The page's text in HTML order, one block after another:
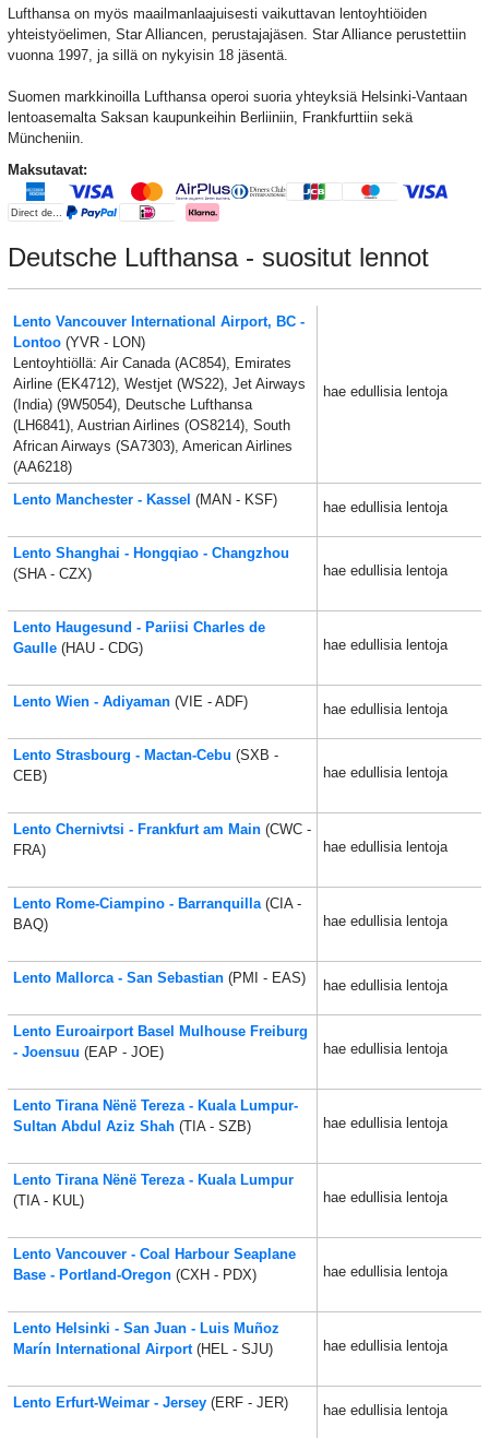
Lufthansa on myös maailmanlaajuisesti vaikuttavan lentoyhtiöiden
yhteistyöelimen, Star Alliancen, perustajajäsen. Star Alliance perustettiin
vuonna 1997, ja sillä on nykyisin 18 jäsentä.
Suomen markkinoilla Lufthansa operoi suoria yhteyksiä Helsinki-Vantaan
lentoasemalta Saksan kaupunkeihin Berliiniin, Frankfurttiin sekä
Müncheniin.
Maksutavat:
Deutsche Lufthansa - suositut lennot
Lento Vancouver International Airport, BC -
Lontoo (YVR - LON)
Lentoyhtiöllä: Air Canada (AC854), Emirates
Airline (EK4712), Westjet (WS22), Jet Airways
(India) (9W5054), Deutsche Lufthansa
(LH6841), Austrian Airlines (OS8214), South
African Airways (SA7303), American Airlines
(AA6218)
hae edullisia lentoja
Lento Manchester - Kassel (MAN - KSF) hae edullisia lentoja
Lento Shanghai - Hongqiao - Changzhou
(SHA - CZX)
hae edullisia lentoja
Lento Haugesund - Pariisi Charles de
Gaulle (HAU - CDG) hae edullisia lentoja
Lento Wien - Adiyaman (VIE - ADF) hae edullisia lentoja
Lento Strasbourg - Mactan-Cebu (SXB -
CEB)
hae edullisia lentoja
Lento Chernivtsi - Frankfurt am Main (CWC -
FRA)
hae edullisia lentoja
Lento Rome-Ciampino - Barranquilla (CIA -
BAQ)
hae edullisia lentoja
Lento Mallorca - San Sebastian (PMI - EAS) hae edullisia lentoja
Lento Euroairport Basel Mulhouse Freiburg
- Joensuu (EAP - JOE) hae edullisia lentoja
Lento Tirana Nënë Tereza - Kuala Lumpur-
Sultan Abdul Aziz Shah (TIA - SZB) hae edullisia lentoja
Lento Tirana Nënë Tereza - Kuala Lumpur
(TIA - KUL)
hae edullisia lentoja
Lento Vancouver - Coal Harbour Seaplane
Base - Portland-Oregon (CXH - PDX) hae edullisia lentoja
Lento Helsinki - San Juan - Luis Muñoz
Marín International Airport (HEL - SJU) hae edullisia lentoja
Lento Erfurt-Weimar - Jersey (ERF - JER) hae edullisia lentoja